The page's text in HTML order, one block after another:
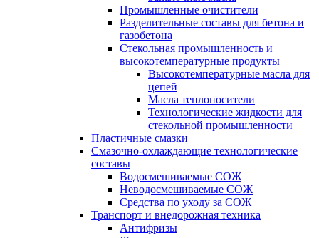
Промышленные очистители
Разделительные составы для бетона и
газобетона
Стекольная промышленность и
высокотемпературные продукты
Высокотемпературные масла для
цепей
Масла теплоносители
Технологические жидкости для
стекольной промышленности
Пластичные смазки
Смазочно-охлаждающие технологические
составы
Водосмешиваемые СОЖ
Неводосмешиваемые СОЖ
Средства по уходу за СОЖ
Транспорт и внедорожная техника
Антифризы